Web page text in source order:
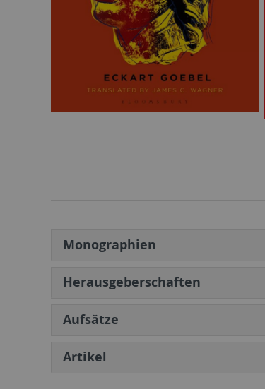
Monographien
Herausgeberschaften
Aufsätze
Artikel